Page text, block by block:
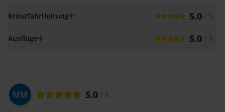
Kreuzfahrtleitung 5.0
Ausflüge 5.0
MM 5.0 / 5